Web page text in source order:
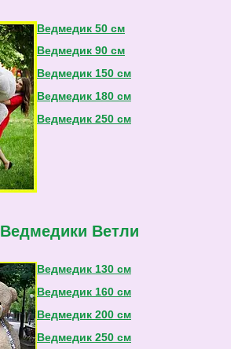
Ведмедик 50 см
Ведмедик 90 см
Ведмедик 150 см
Ведмедик 180 см
Ведмедик 250 см
Ведмедики Ветли
Ведмедик 130 см
Ведмедик 160 см
Ведмедик 200 см
Ведмедик 250 см